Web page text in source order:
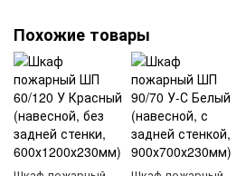
Похожие товары